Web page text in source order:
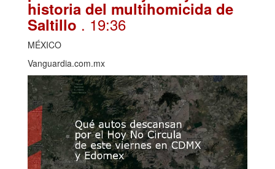
historia del multihomicida de
Saltillo . 19:36
MÉXICO
Vanguardia.com.mx